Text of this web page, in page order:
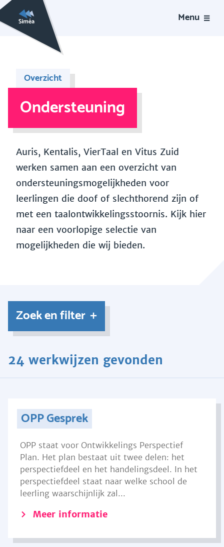
Menu
Overzicht
Ondersteuning
Auris, Kentalis, VierTaal en Vitus Zuid
werken samen aan een overzicht van
ondersteuningsmogelijkheden voor
leerlingen die doof of slechthorend zijn of
met een taalontwikkelingsstoornis. Kijk hier
naar een voorlopige selectie van
mogelijkheden die wij bieden.
Zoek en filter
24 werkwijzen gevonden
OPP Gesprek
OPP staat voor Ontwikkelings Perspectief
Plan. Het plan bestaat uit twee delen: het
perspectiefdeel en het handelingsdeel. In het
perspectiefdeel staat naar welke school de
leerling waarschijnlijk zal...
Meer informatie